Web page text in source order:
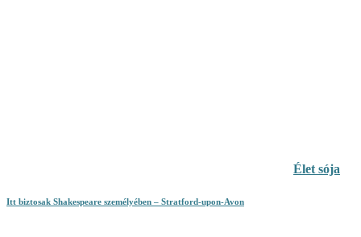
Élet sója
Itt biztosak Shakespeare személyében – Stratford-upon-Avon